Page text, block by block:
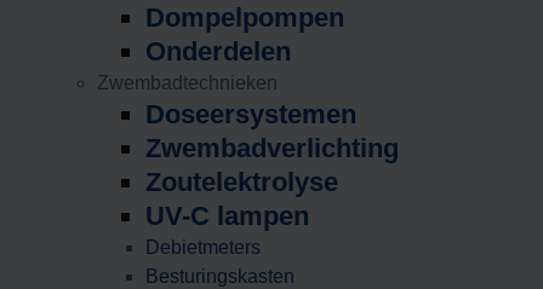
Dompelpompen
Onderdelen
Zwembadtechnieken
Doseersystemen
Zwembadverlichting
Zoutelektrolyse
UV-C lampen
Debietmeters
Besturingskasten